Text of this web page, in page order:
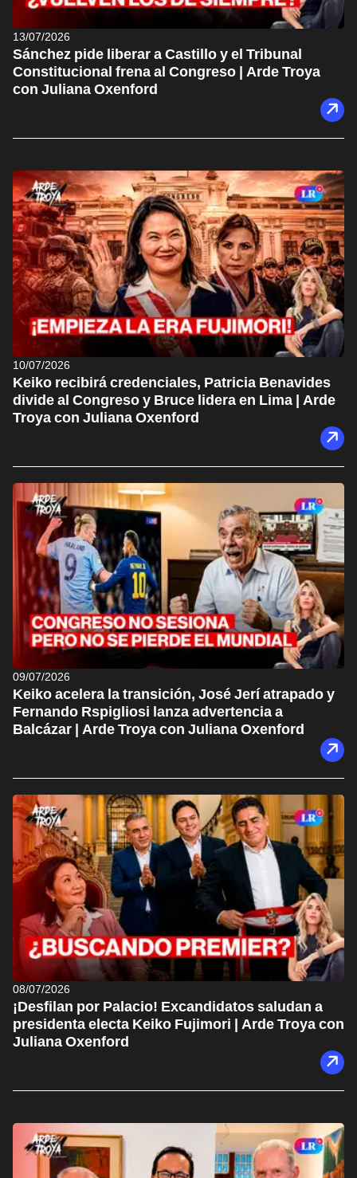
13/07/2026
Sánchez pide liberar a Castillo y el Tribunal
Constitucional frena al Congreso | Arde Troya
con Juliana Oxenford
10/07/2026
Keiko recibirá credenciales, Patricia Benavides
divide al Congreso y Bruce lidera en Lima | Arde
Troya con Juliana Oxenford
09/07/2026
Keiko acelera la transición, José Jerí atrapado y
Fernando Rspigliosi lanza advertencia a
Balcázar | Arde Troya con Juliana Oxenford
08/07/2026
¡Desfilan por Palacio! Excandidatos saludan a
presidenta electa Keiko Fujimori | Arde Troya con
Juliana Oxenford